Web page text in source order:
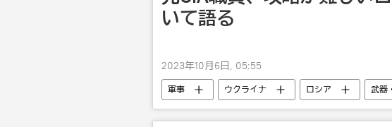
いて語る
2023年10月6日, 05:55
軍事 ウクライナ ロシア 武器